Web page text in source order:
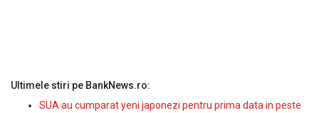
Ultimele stiri pe BankNews.ro:
SUA au cumparat yeni japonezi pentru prima data in peste